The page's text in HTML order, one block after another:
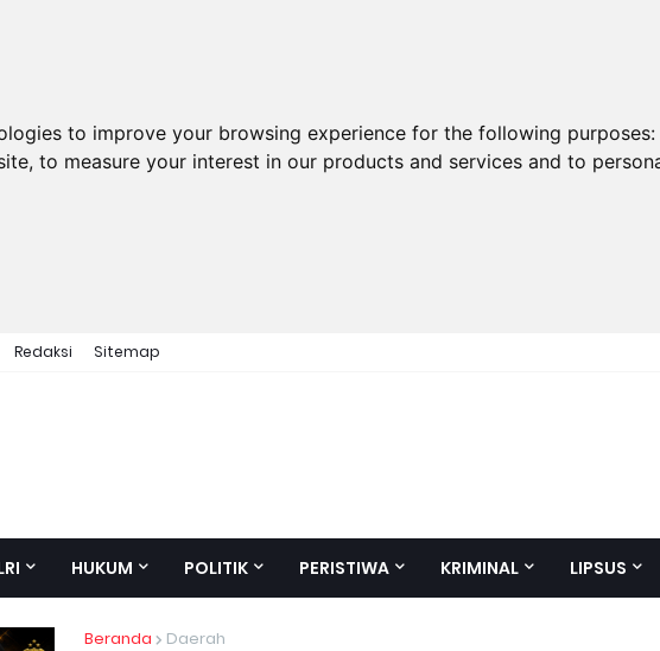
to improve your browsing experience for the following purposes:
, to measure your interest in our products and services and to
Redaksi Sitemap
HUKUM POLITIK PERISTIWA KRIMINAL LIPSUS
Beranda Daerah